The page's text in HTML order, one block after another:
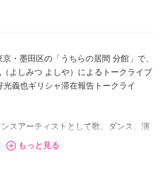
・墨田区の「うちらの居間 分館」で、
よしみつ よしや）によるトークライブ
光義也ギリシャ滞在報告トークライ
スアーティストとして歌、ダンス、演
劇、コラージュなどのメディアを用い
展覧会を行う好光義也は、2025年9月
もっと見る